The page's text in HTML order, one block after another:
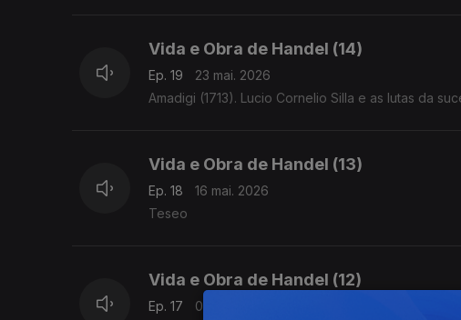
Vida e Obra de Handel (14)
Ep. 19
23 mai. 2026
Amadigi (1713). Lucio Cornelio Silla e as lutas da
Vida e Obra de Handel (13)
Ep. 18
16 mai. 2026
Teseo
Vida e Obra de Handel (12)
Ep. 17
09 mai. 2026